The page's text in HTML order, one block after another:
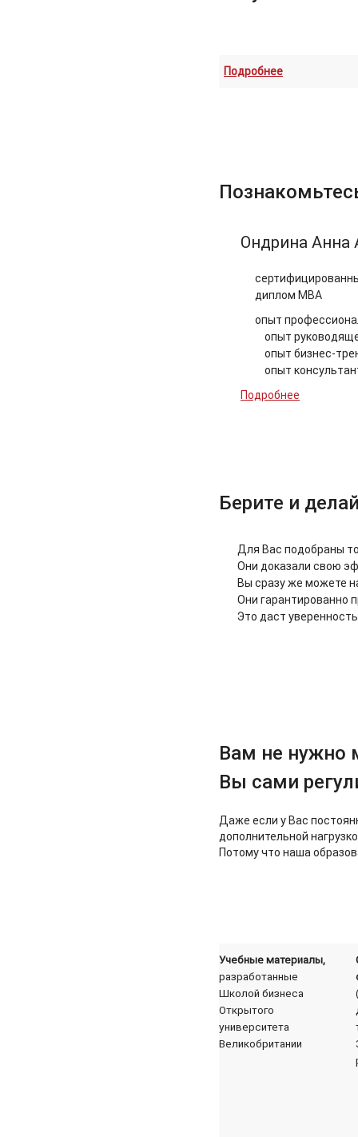
Подробнее
Ондрина Анна
диплом МВА
опыт
опыт
опыт бизнес-
опыт
Подробнее
Берите и
Для Вас подобраны
Они доказали свою
Вы сразу же можете
Они гарантированно
Это даст
Вам не нужно
Вы сами
Даже если у Вас
дополнительной
Потому что наша
Учебные материалы,
разработанные
Школой бизнеса
Открытого
университета
Великобритании